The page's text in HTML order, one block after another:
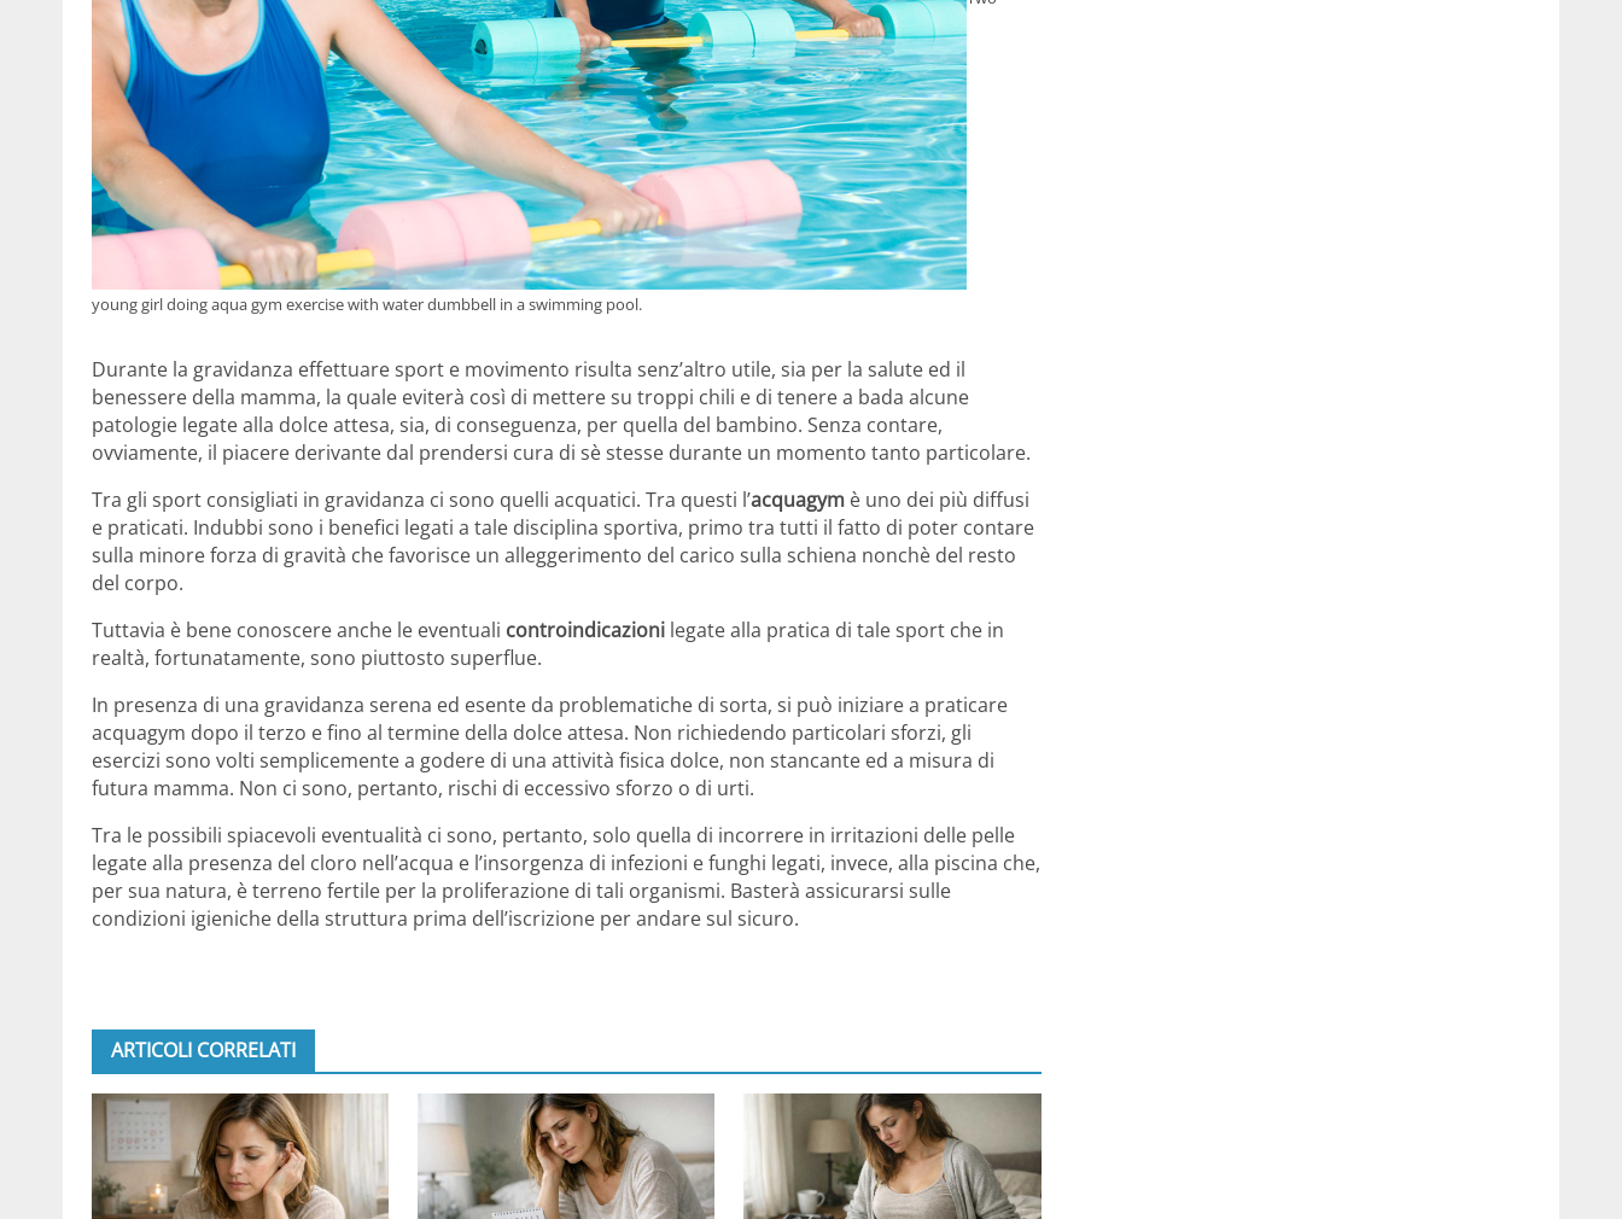
young girl doing aqua gym exercise with water dumbbell in a swimming pool.
Durante la gravidanza effettuare sport e movimento risulta senz’altro utile, sia per la salute ed il
benessere della mamma, la quale eviterà così di mettere su troppi chili e di tenere a bada alcune
patologie legate alla dolce attesa, sia, di conseguenza, per quella del bambino. Senza contare,
ovviamente, il piacere derivante dal prendersi cura di sè stesse durante un momento tanto particolare.
Tra gli sport consigliati in gravidanza ci sono quelli acquatici. Tra questi l’acquagym è uno dei più diffusi
e praticati. Indubbi sono i benefici legati a tale disciplina sportiva, primo tra tutti il fatto di poter contare
sulla minore forza di gravità che favorisce un alleggerimento del carico sulla schiena nonchè del resto
del corpo.
Tuttavia è bene conoscere anche le eventuali controindicazioni legate alla pratica di tale sport che in
realtà, fortunatamente, sono piuttosto superflue.
In presenza di una gravidanza serena ed esente da problematiche di sorta, si può iniziare a praticare
acquagym dopo il terzo e fino al termine della dolce attesa. Non richiedendo particolari sforzi, gli
esercizi sono volti semplicemente a godere di una attività fisica dolce, non stancante ed a misura di
futura mamma. Non ci sono, pertanto, rischi di eccessivo sforzo o di urti.
Tra le possibili spiacevoli eventualità ci sono, pertanto, solo quella di incorrere in irritazioni delle pelle
legate alla presenza del cloro nell’acqua e l’insorgenza di infezioni e funghi legati, invece, alla piscina che,
per sua natura, è terreno fertile per la proliferazione di tali organismi. Basterà assicurarsi sulle
condizioni igieniche della struttura prima dell’iscrizione per andare sul sicuro.
ARTICOLI CORRELATI